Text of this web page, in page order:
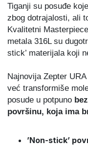
Tiganji su posuđe
zbog dotrajalosti, ali
Kvalitetni
metala 316L su
stick’ materijala koji
Najnovija Zepter
već transformiše
posude u potpuno
površinu, koja ima
’Non-stick’